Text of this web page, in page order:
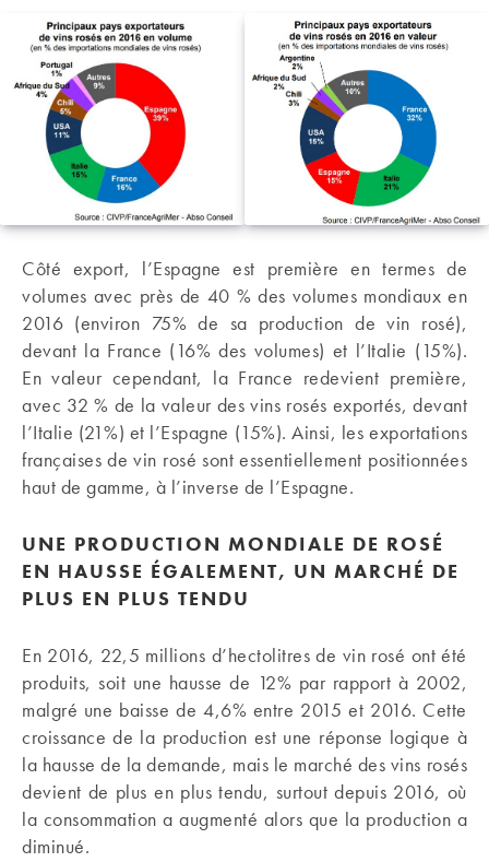
Côté export, l’Espagne est première en termes de
volumes avec près de 40 % des volumes mondiaux en
2016 (environ 75% de sa production de vin rosé),
devant la France (16% des volumes) et l’Italie (15%).
En valeur cependant, la France redevient première,
avec 32 % de la valeur des vins rosés exportés, devant
l’Italie (21%) et l’Espagne (15%). Ainsi, les exportations
françaises de vin rosé sont essentiellement positionnées
haut de gamme, à l’inverse de l’Espagne.
UNE PRODUCTION MONDIALE DE ROSÉ
EN HAUSSE ÉGALEMENT, UN MARCHÉ DE
PLUS EN PLUS TENDU
En 2016, 22,5 millions d’hectolitres de vin rosé ont été
produits, soit une hausse de 12% par rapport à 2002,
malgré une baisse de 4,6% entre 2015 et 2016. Cette
croissance de la production est une réponse logique à
la hausse de la demande, mais le marché des vins rosés
devient de plus en plus tendu, surtout depuis 2016, où
la consommation a augmenté alors que la production a
diminué.